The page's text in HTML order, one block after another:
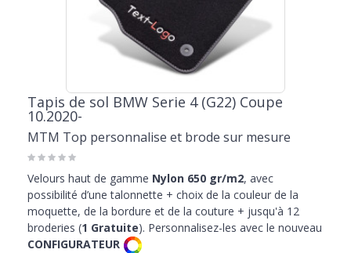
Tapis de sol BMW Serie 4 (G22) Coupe
10.2020-
MTM Top personnalise et brode sur mesure
Velours haut de gamme Nylon 650 gr/m2, avec
possibilité d’une talonnette + choix de la couleur de la
moquette, de la bordure et de la couture + jusqu'à 12
broderies (1 Gratuite). Personnalisez-les avec le nouveau
CONFIGURATEUR